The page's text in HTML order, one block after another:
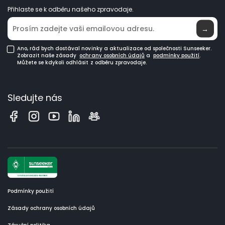
Kde koupit
Přihlaste se k odběru našeho zpravodaje.
→
Ano, rád bych dostával novinky a aktualizace od společnosti Sunseeker.
Zobrazit naše zásady ochrany osobních údajů a podmínky použití.
Můžete se kdykoli odhlásit z odběru zpravodaje.
Sledujte nás
Podmínky použití
Zásady ochrany osobních údajů